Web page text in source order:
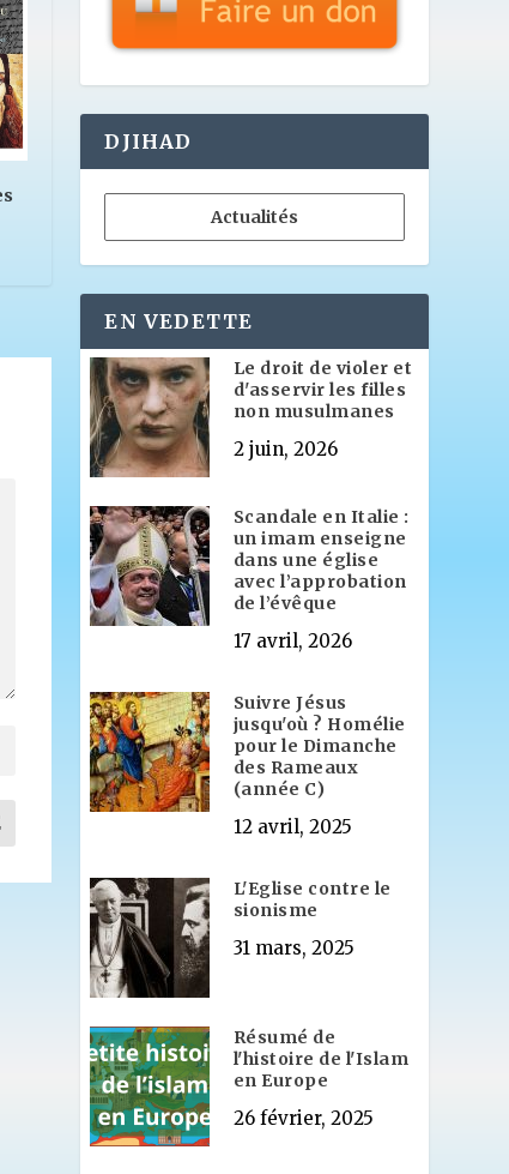
DJIHAD
Actualités
EN VEDETTE
Le droit de violer et
d'asservir les filles
non musulmanes
2 juin, 2026
Scandale en Italie :
un imam enseigne
dans une église
avec l’approbation
de l’évêque
17 avril, 2026
Suivre Jésus
jusqu'où ? Homélie
pour le Dimanche
des Rameaux
(année C)
12 avril, 2025
L'Eglise contre le
sionisme
31 mars, 2025
Résumé de
l'histoire de l'Islam
en Europe
26 février, 2025